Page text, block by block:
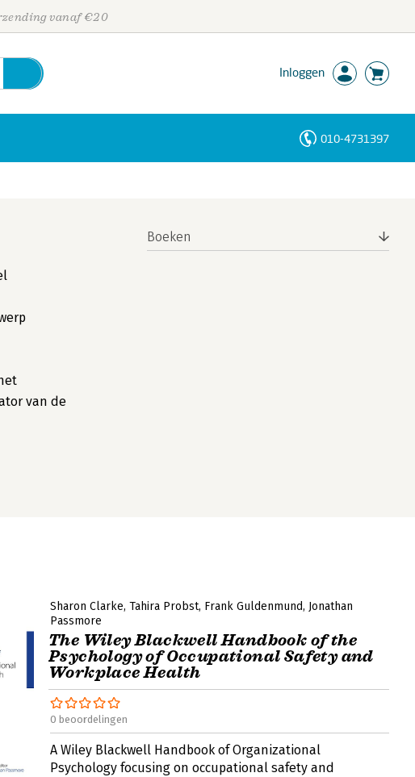
vanaf €20
Inloggen
010-4731397
van de
Boeken
Sharon Clarke Tahira Probst Frank Guldenmund Jonathan
Passmore
The Wiley Blackwell Handbook of the
Psychology of Occupational Safety and
Workplace Health
0 beoordelingen
A Wiley Blackwell Handbook of Organizational
Psychology focusing on occupational safety and
Personen